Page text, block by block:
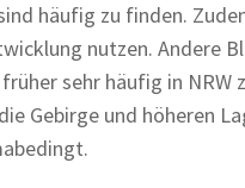
häufig zu finden.
nutzen. Andere
sehr häufig in
Gebirge und höheren